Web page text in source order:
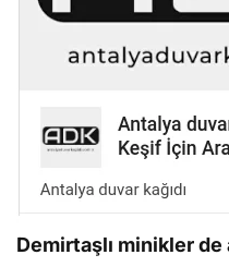
Demirtaşlı minikler de